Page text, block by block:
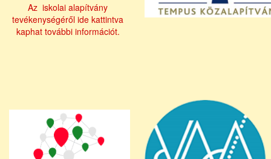
Az iskolai alapítvány
tevékenységéről ide kattintva
kaphat további információt.